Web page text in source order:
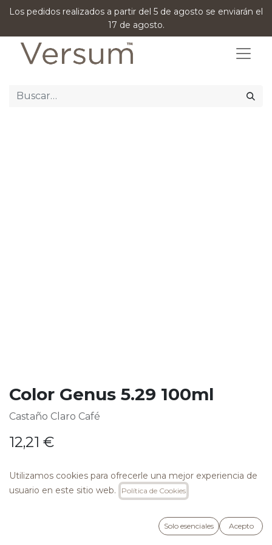
Los pedidos realizados a partir del 5 de agosto se enviarán el
17 de agosto.
Color Genus 5.29 100ml
Castaño Claro Café
12,21 €
AÑADIR A LA CESTA
Utilizamos cookies para ofrecerle una mejor experiencia de
usuario en este sitio web.
Política de Cookies
Solo esenciales Acepto